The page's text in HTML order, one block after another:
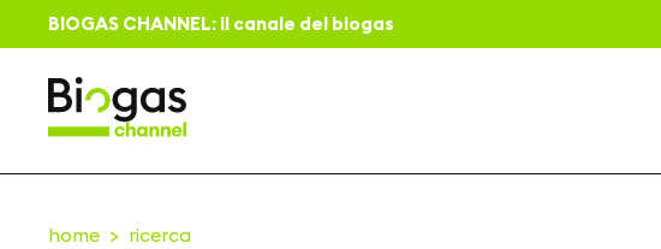
BIOGAS CHANNEL: il canale del biogas
home ricerca